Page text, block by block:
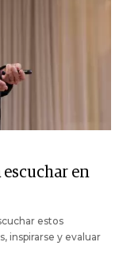
escuchar en
estos
inspirarse y evaluar